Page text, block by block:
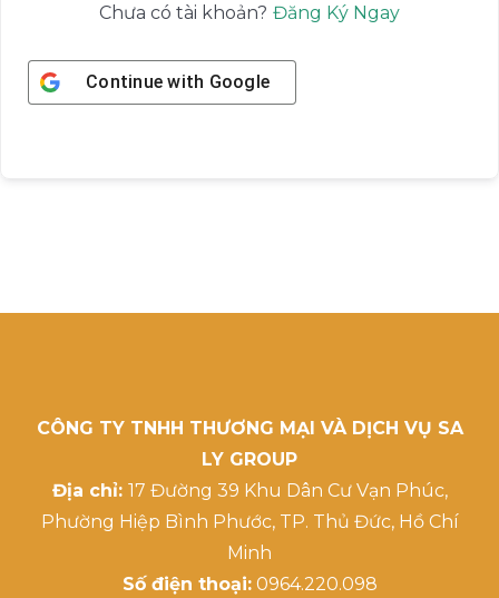
Chưa có tài khoản? Đăng Ký Ngay
Continue with Google
CÔNG TY TNHH THƯƠNG MẠI VÀ DỊCH VỤ SA
LY GROUP
Địa chỉ: 17 Đường 39 Khu Dân Cư Vạn Phúc,
Phường Hiệp Bình Phước, TP. Thủ Đức, Hồ Chí
Minh
Số điện thoại:0964.220.098